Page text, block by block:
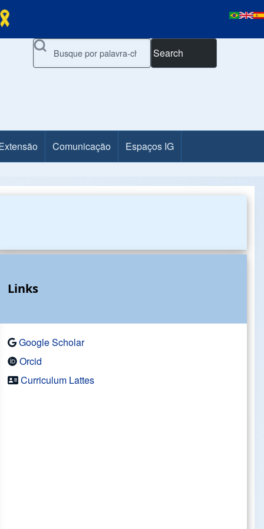
Search
Comunicação Espaços IG
Links
Google Scholar
Orcid
Curriculum Lattes